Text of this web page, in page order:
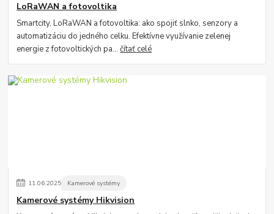
LoRaWAN a fotovoltika
Smartcity, LoRaWAN a fotovoltika: ako spojiť slnko, senzory a
automatizáciu do jedného celku. Efektívne využívanie zelenej
energie z fotovoltických pa...čítať celé
11.06.2025 Kamerové systémy
Kamerové systémy Hikvision